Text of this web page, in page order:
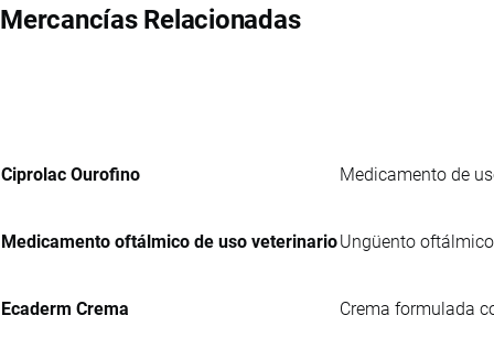
Mercancías Relacionadas
Ciprolac Ourofino Medicamento de
Medicamento oftálmico de uso veterinarioUngüento
Ecaderm Crema Crema formulada